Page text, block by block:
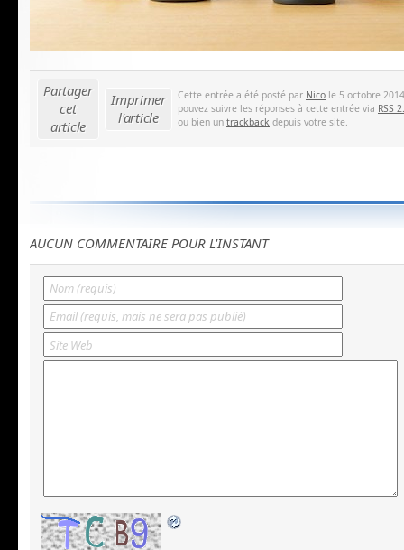
Partager
cet
article
Imprimer
l'article
Cette entrée a été posté par Nico le 5 octobre
pouvez suivre les réponses à cette entrée via RSS
ou bien un trackback depuis votre site.
AUCUN COMMENTAIRE POUR L'INSTANT